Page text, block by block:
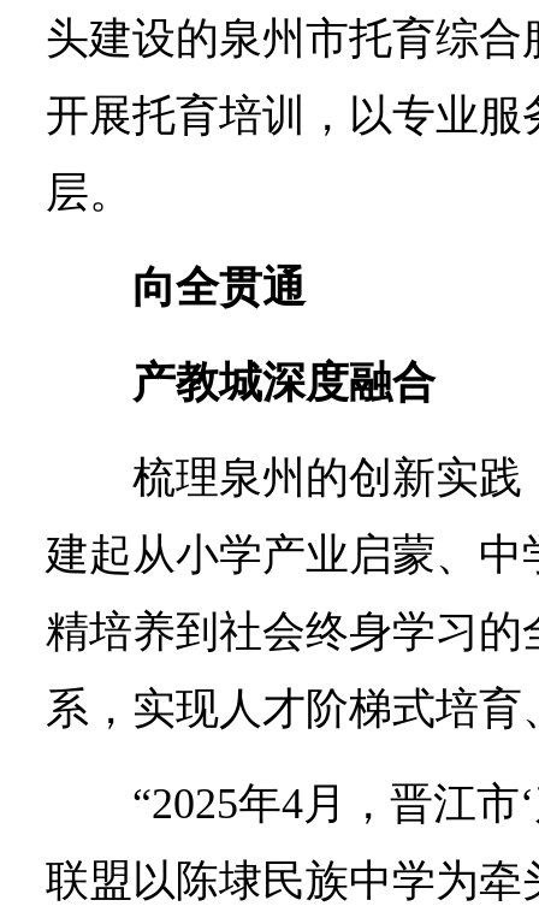
头建设的泉州市托育综
开展托育培训，以专业
层。
向全贯通
产教城深度融合
梳理泉州的创新实
建起从小学产业启蒙、
精培养到社会终身学习
系，实现人才阶梯式培
“2025年4月，晋江市
联盟以陈埭民族中学为